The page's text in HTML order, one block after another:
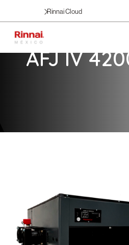
Rinnai Cloud
AFJ IV